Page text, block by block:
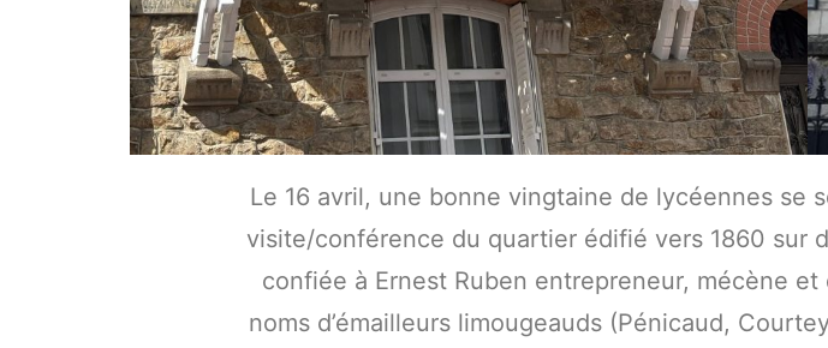
Le 16 avril, une bonne vingtaine de lycéennes se
visite/conférence du quartier édifié vers 1860 sur
confiée à Ernest Ruben entrepreneur, mécène
noms d’émailleurs limougeauds (Pénicaud,